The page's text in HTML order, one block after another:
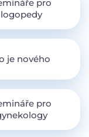
pro
logopedy
je nového
pro